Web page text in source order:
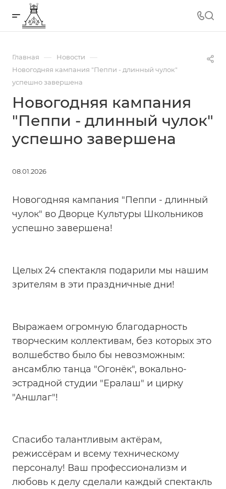
Главная — Новости —
Новогодняя кампания "Пеппи - длинный чулок"
успешно завершена
Новогодняя кампания
"Пеппи - длинный чулок"
успешно завершена
08.01.2026
Новогодняя кампания "Пеппи - длинный
чулок" во Дворце Культуры Школьников
успешно завершена!
Целых 24 спектакля подарили мы нашим
зрителям в эти праздничные дни!
Выражаем огромную благодарность
творческим коллективам, без которых это
волшебство было бы невозможным:
ансамблю танца "Огонёк", вокально-
эстрадной студии "Ералаш" и цирку
"Аншлаг"!
Спасибо талантливым актёрам,
режиссёрам и всему техническому
персоналу! Ваш профессионализм и
любовь к делу сделали каждый спектакль